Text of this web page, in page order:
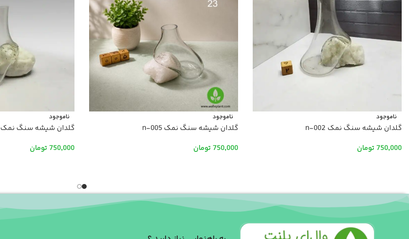
ناموجود
گلدان شیشه سنگ نمک n-002
750,000 تومان
ناموجود
گلدان شیشه سنگ نمک n-005
750,000 تومان
ناموجود
گلدان شیشه سنگ نمک n-003
750,000 تومان